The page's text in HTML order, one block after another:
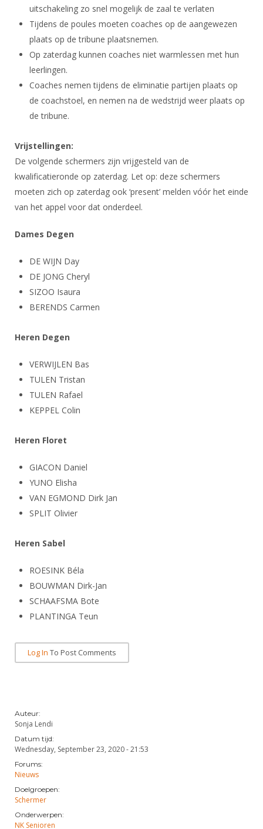
Formulieren
Alle Verenigingen
Nieuws
Verenigingsondersteuning
Witte Vlekkenplan
Overschrijven leden
JEC
Veteranenwedstrijden
Wedstrijdorganisatie
Nieuws
Aanvragen van scheidsrechters
Import inschrijvingen uit Nahouw
Verwerk wedstrijduitslagen
NK organiseren
Promotie en logo
Scheidsrechterslijst
Scheidsrechter Documentatie
Opleidingen
Tuchtzaken
Archief
Bibliotheek
ALV
Touché
uitschakeling zo snel mogelijk de zaal te verlaten
Tijdens de poules moeten coaches op de aangewezen
plaats op de tribune plaatsnemen.
Op zaterdag kunnen coaches niet warmlessen met hun
leerlingen.
Coaches nemen tijdens de eliminatie partijen plaats op
de coachstoel, en nemen na de wedstrijd weer plaats op
de tribune.
Vrijstellingen:
De volgende schermers zijn vrijgesteld van de
kwalificatieronde op zaterdag. Let op: deze schermers
moeten zich op zaterdag ook ‘present’ melden vóór het einde
van het appel voor dat onderdeel.
Dames Degen
DE WIJN Day
DE JONG Cheryl
SIZOO Isaura
BERENDS Carmen
Heren Degen
VERWIJLEN Bas
TULEN Tristan
TULEN Rafael
KEPPEL Colin
Heren Floret
GIACON Daniel
YUNO Elisha
VAN EGMOND Dirk Jan
SPLIT Olivier
Heren Sabel
ROESINK Béla
BOUWMAN Dirk-Jan
SCHAAFSMA Bote
PLANTINGA Teun
Log In To Post Comments
Auteur:
Sonja Lendi
Datum tijd:
Wednesday, September 23, 2020 - 21:53
Forums:
Nieuws
Doelgroepen:
Schermer
Onderwerpen:
NK Senioren